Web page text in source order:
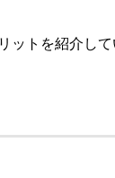
ットを紹介し